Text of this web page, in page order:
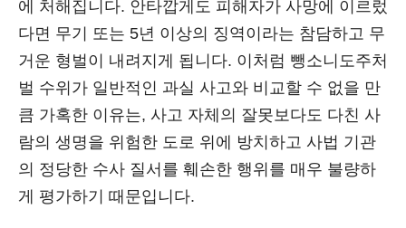
에 처해집니다. 안타깝게도 피해자가 사망에 이르렀
다면 무기 또는 5년 이상의 징역이라는 참담하고 무
거운 형벌이 내려지게 됩니다. 이처럼 뺑소니도주처
벌 수위가 일반적인 과실 사고와 비교할 수 없을 만
큼 가혹한 이유는, 사고 자체의 잘못보다도 다친 사
람의 생명을 위험한 도로 위에 방치하고 사법 기관
의 정당한 수사 질서를 훼손한 행위를 매우 불량하
게 평가하기 때문입니다.